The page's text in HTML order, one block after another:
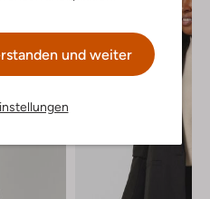
und weiter